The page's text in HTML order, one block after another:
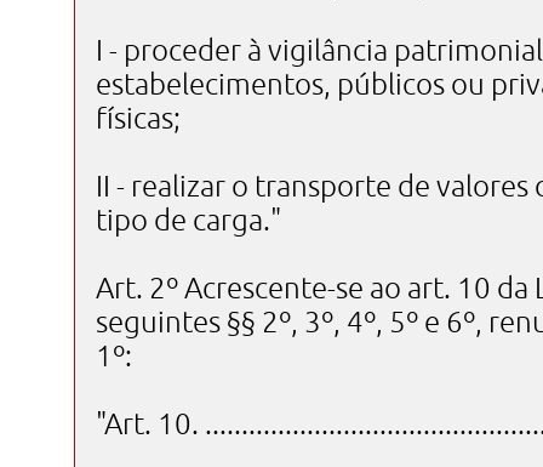
I - proceder à vigilância
estabelecimentos, públicos ou
físicas;
II - realizar o transporte de
tipo de carga."
Art. 2º Acrescente-se ao art. 10
seguintes §§ 2º, 3º, 4º, 5º e 6º,
1º:
"Art. 10.